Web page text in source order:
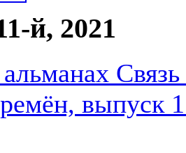
й, 2021
выпуск